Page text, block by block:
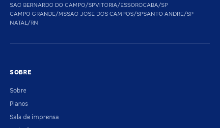
SAO BERNARDO DO CAMPO/SPVITORIA/ESSOROCABA/SP
CAMPO GRANDE/MSSAO JOSE DOS CAMPOS/SPSANTO ANDRE/SP
NATAL/RN
SOBRE
Sobre
Planos
Sala de imprensa